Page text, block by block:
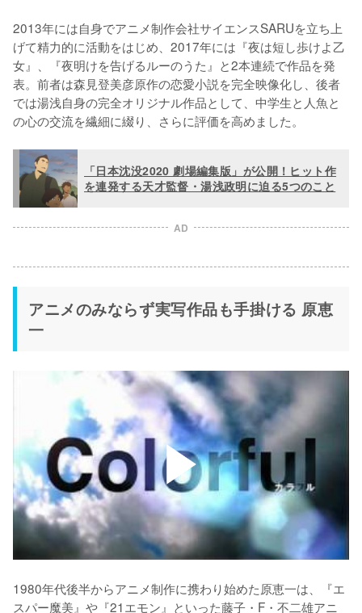
2013年には自身でアニメ制作会社サイエンスSARUを立ち上
げて精力的に活動をはじめ、2017年には『夜は短し歩けよ乙
女』、『夜明けを告げるルーのうた』と2本連続で作品を発
表。前者は森見登美彦原作の恋愛小説を完全映像化し、後者
では湯浅自身の完全オリジナル作品として、中学生と人魚と
の心の交流を繊細に綴り、さらに評価を高めました。
「日本沈没2020 劇場編集版」が公開！ヒット作
を連発する天才監督・湯浅政明に迫る5つのこと
AD
アニメのみならず実写作品も手掛ける 原恵
一
1980年代後半からアニメ制作に携わり始めた原恵一は、『エ
スパー魔美』や『21エモン』といった藤子・F・不二雄アニ